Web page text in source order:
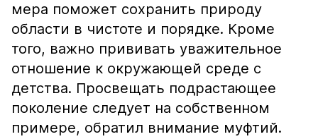
мера поможет сохранить природу
области в чистоте и порядке. Кроме
того, важно прививать уважительное
отношение к окружающей среде с
детства. Просвещать подрастающее
поколение следует на собственном
примере, обратил внимание муфтий.